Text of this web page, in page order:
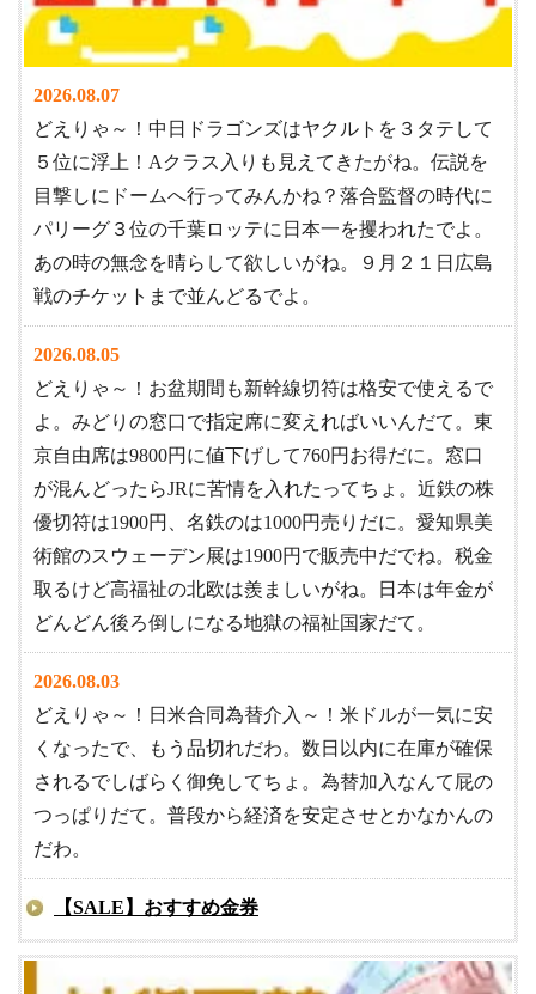
2026.08.07
どえりゃ～！中日ドラゴンズはヤクルトを３タテして
５位に浮上！Aクラス入りも見えてきたがね。伝説を
目撃しにドームへ行ってみんかね？落合監督の時代に
パリーグ３位の千葉ロッテに日本一を攫われたでよ。
あの時の無念を晴らして欲しいがね。９月２１日広島
戦のチケットまで並んどるでよ。
2026.08.05
どえりゃ～！お盆期間も新幹線切符は格安で使えるで
よ。みどりの窓口で指定席に変えればいいんだて。東
京自由席は9800円に値下げして760円お得だに。窓口
が混んどったらJRに苦情を入れたってちょ。近鉄の株
優切符は1900円、名鉄のは1000円売りだに。愛知県美
術館のスウェーデン展は1900円で販売中だでね。税金
取るけど高福祉の北欧は羨ましいがね。日本は年金が
どんどん後ろ倒しになる地獄の福祉国家だて。
2026.08.03
どえりゃ～！日米合同為替介入～！米ドルが一気に安
くなったで、もう品切れだわ。数日以内に在庫が確保
されるでしばらく御免してちょ。為替加入なんて屁の
つっぱりだて。普段から経済を安定させとかなかんの
だわ。
【SALE】おすすめ金券